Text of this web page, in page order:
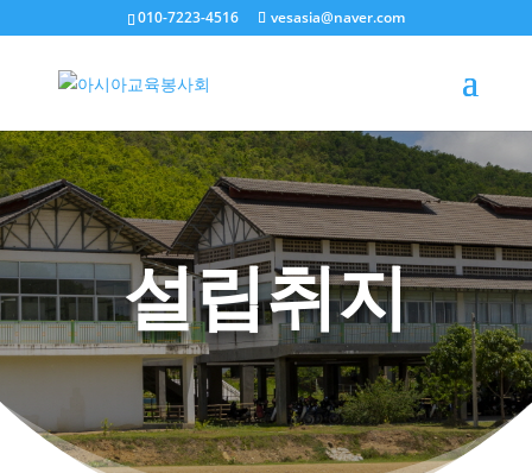
010-7223-4516 vesasia@naver.com
설립취지